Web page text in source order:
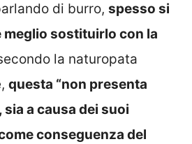
di burro, spesso si
meglio sostituirlo con la
la naturopata
questa “non presenta
a causa dei suoi
conseguenza del